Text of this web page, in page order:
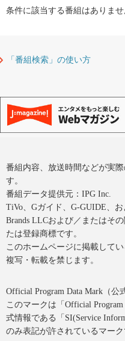
条件に該当する番組はありませ
「番組検索」の使い方
番組内容、放送時間などが実
す。
番組データ提供元：IPG Inc.
TiVo、Gガイド、G-GUIDE、
Brands LLCおよび／またはそ
たは登録商標です。
このホームページに掲載して
複写・転載を禁じます。
Official Program Data Mark（公
このマークは「Official
式情報である「SI(Service
のみ表記が許されているマーク